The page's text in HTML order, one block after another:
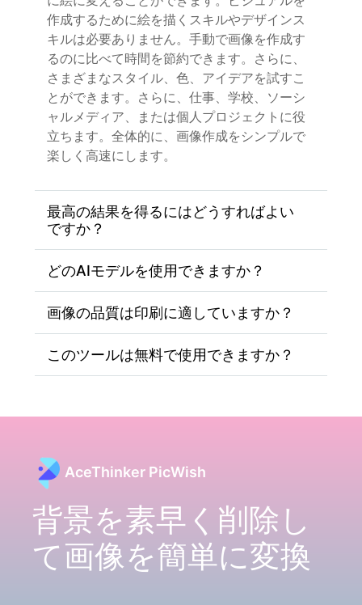
作成するために絵を描くスキルやデザインス
キルは必要ありません。手動で画像を作成す
るのに比べて時間を節約できます。さらに、
さまざまなスタイル、色、アイデアを試すこ
とができます。さらに、仕事、学校、ソーシ
ャルメディア、または個人プロジェクトに役
立ちます。全体的に、画像作成をシンプルで
楽しく高速にします。
最高の結果を得るにはどうすればよい
ですか？
どのAIモデルを使用できますか？
画像の品質は印刷に適していますか？
このツールは無料で使用できますか？
AceThinker PicWish
背景を素早く削除し
て画像を簡単に変換